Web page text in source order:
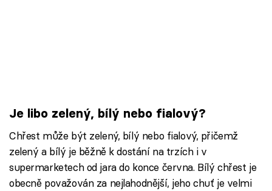
Je libo zelený, bílý nebo fialový?
Chřest může být zelený, bílý nebo fialový, přičemž
zelený a bílý je běžně k dostání na trzích i v
supermarketech od jara do konce června. Bílý chřest je
obecně považován za nejlahodnější, jeho chuť je velmi